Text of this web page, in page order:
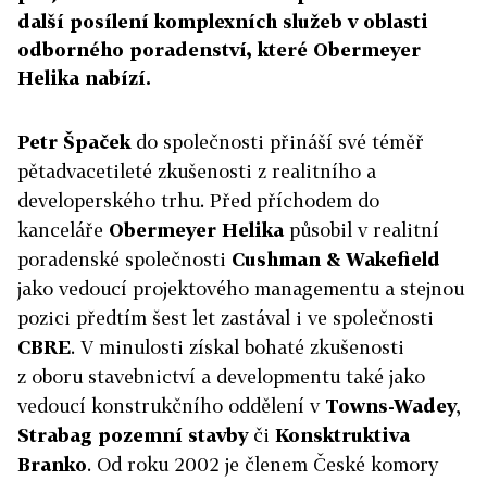
další posílení komplexních služeb v oblasti
odborného poradenství, které Obermeyer
Helika nabízí.
Petr Špaček do společnosti přináší své téměř
pětadvacetileté zkušenosti z realitního a
developerského trhu. Před příchodem do
kanceláře Obermeyer Helikapůsobil v realitní
poradenské společnosti Cushman & Wakefield
jako vedoucí projektového managementu a stejnou
pozici předtím šest let zastával i ve společnosti
CBRE. V minulosti získal bohaté zkušenosti
z oboru stavebnictví a developmentu také jako
vedoucí konstrukčního oddělení v Towns-Wadey,
Strabag pozemní stavbyči Konsktruktiva
Branko. Od roku 2002 je členem České komory